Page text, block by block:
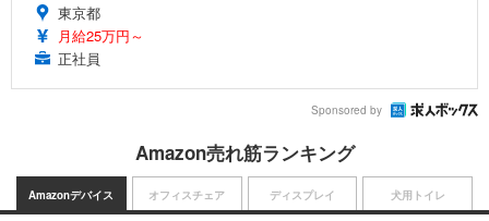
東京都
月給25万円～
正社員
Sponsored by
Amazon売れ筋ランキング
Amazonデバイス オフィスチェア ディスプレイ 犬用トイレ